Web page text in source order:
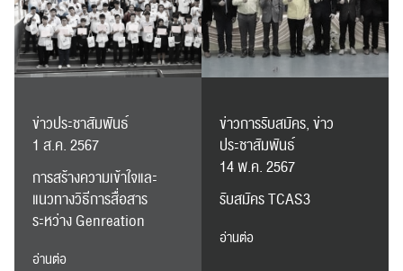
ข่าวประชาสัมพันธ์
1 ส.ค. 2567
การสร้างความเข้าใจและ
แนวทางวิธีการสื่อสาร
ระหว่าง Genreation
อ่านต่อ
ข่าวการรับสมัคร, ข่าว
ประชาสัมพันธ์
14 พ.ค. 2567
รับสมัคร TCAS3
อ่านต่อ